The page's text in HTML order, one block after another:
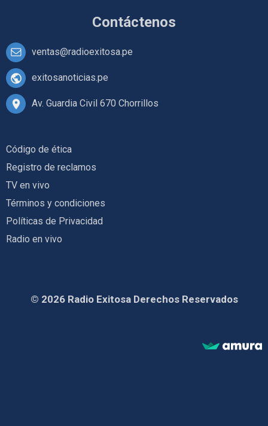
Contáctenos
ventas@radioexitosa.pe
exitosanoticias.pe
Av. Guardia Civil 670 Chorrillos
Código de ética
Registro de reclamos
TV en vivo
Términos y condiciones
Políticas de Privacidad
Radio en vivo
© 2026 Radio Exitosa Derechos Reservados